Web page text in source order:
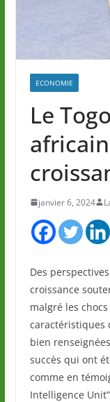
ECONOMIE
Le
janvier 6, 2024
Des
croissance
malgré les
caractéristiques
bien
succès qui ont
comme en
Intelligence